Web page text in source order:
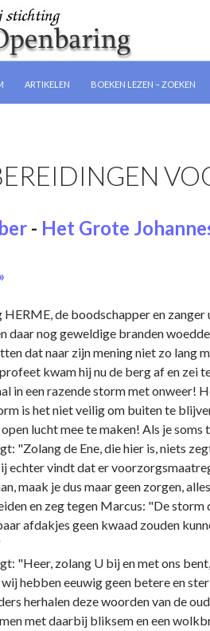
ARTIKELEN BOEKEN LEZEN – ZOEKEN
- Het Grote
HERME, de boodschapper en
daar nog geweldige branden
dat naar zijn mening niet zo lang
kwam hij nu de berg af en zei
in een razende storm met onweer!
is het niet veilig om buiten te
lucht mee te maken! Als je
"Zolang de Ene, die hier is, niets
echter vindt dat er
maak je dus maar geen zorgen,
en zeg tegen Marcus: "De
afdakjes geen kwaad zouden
"Heer, zolang U bij en met ons
hebben eeuwig geen betere en
herhalen deze woorden van de
met daarbij bliksem en een